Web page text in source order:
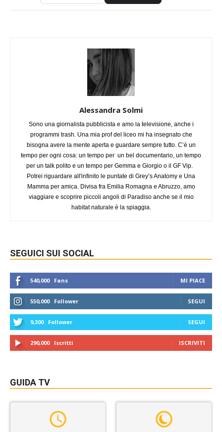
Alessandra Solmi
Sono una giornalista pubblicista e amo la televisione, anche i
programmi trash. Una mia prof del liceo mi ha insegnato che
bisogna avere la mente aperta e guardare sempre tutto. C’è un
tempo per ogni cosa: un tempo per un bel documentario, un tempo
per un talk polito e un tempo per Gemma e Giorgio o il GF Vip.
Potrei riguardare all'infinito le puntate di Grey’s Anatomy e Una
Mamma per amica. Divisa fra Emilia Romagna e Abruzzo, amo
viaggiare e scoprire piccoli angoli di Paradiso anche se il mio
habitat naturale è la spiaggia.
SEGUICI SUI SOCIAL
540,000 Fans MI PIACE
550,000 Follower SEGUI
9,300 Follower SEGUI
290,000 Iscritti ISCRIVITI
GUIDA TV